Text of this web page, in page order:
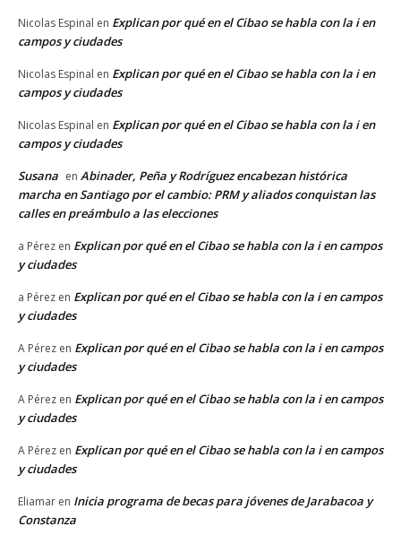
Nicolas Espinal en Explican por qué en el Cibao se habla con la i en
campos y ciudades
Nicolas Espinal en Explican por qué en el Cibao se habla con la i en
campos y ciudades
Nicolas Espinal en Explican por qué en el Cibao se habla con la i en
campos y ciudades
Susana en Abinader, Peña y Rodríguez encabezan histórica
marcha en Santiago por el cambio: PRM y aliados conquistan las
calles en preámbulo a las elecciones
a Pérez en Explican por qué en el Cibao se habla con la i en campos
y ciudades
a Pérez en Explican por qué en el Cibao se habla con la i en campos
y ciudades
A Pérez en Explican por qué en el Cibao se habla con la i en campos
y ciudades
A Pérez en Explican por qué en el Cibao se habla con la i en campos
y ciudades
A Pérez en Explican por qué en el Cibao se habla con la i en campos
y ciudades
Eliamar en Inicia programa de becas para jóvenes de Jarabacoa y
Constanza